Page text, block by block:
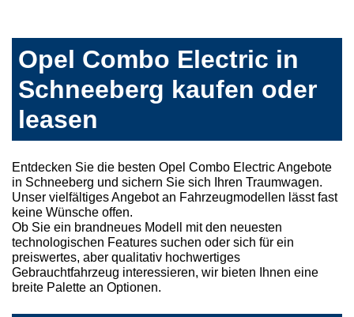
Opel Combo Electric in
Schneeberg kaufen oder
leasen
Entdecken Sie die besten Opel Combo Electric Angebote
in Schneeberg und sichern Sie sich Ihren Traumwagen.
Unser vielfältiges Angebot an Fahrzeugmodellen lässt fast
keine Wünsche offen.
Ob Sie ein brandneues Modell mit den neuesten
technologischen Features suchen oder sich für ein
preiswertes, aber qualitativ hochwertiges
Gebrauchtfahrzeug interessieren, wir bieten Ihnen eine
breite Palette an Optionen.